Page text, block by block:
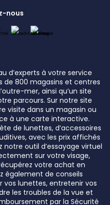
nous
d’experts à votre service
de 800 magasins et centres
mer, ainsi qu’un site
parcours. Sur notre site
visite dans un magasin ou
à une carte interactive.
de lunettes, d’accessoires
avec les prix affichés
outil d’essayage virtuel
sur votre visage,
votre achat en
également de conseils
vos lunettes, entretenir vos
les troubles de la vue et
par la Sécurité